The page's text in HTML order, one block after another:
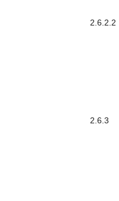
2.6.2.2
2.6.3